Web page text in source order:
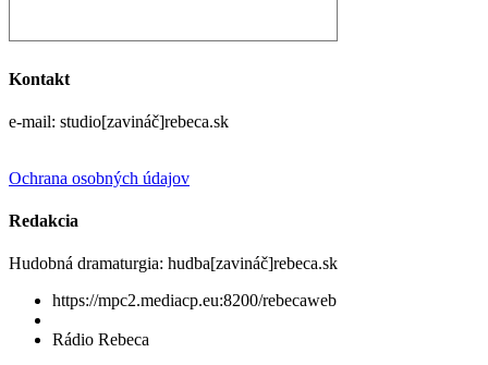
Kontakt
e-mail: studio[zavináč]rebeca.sk
Ochrana osobných údajov
Redakcia
Hudobná dramaturgia: hudba[zavináč]rebeca.sk
https://mpc2.mediacp.eu:8200/rebecaweb
Rádio Rebeca